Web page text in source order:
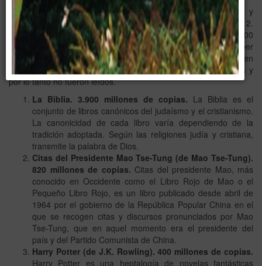
Este listado está basado en el número de libros impresos y
vendidos en los últimos 50 años (hasta el año 2012.
Recientemente 50 Sombras de Grey ha alcanzado la cifra de 100
millones de copias vendidas). Algunos títulos pueden haber
tenido más copias impresas que algunos de estos que aparecen
aquí, pero un gran número de esos libros no fueron vendidos y
por lo tanto no fueron leídos.
La Biblia. 3.900 millones de copias. La Biblia es el
conjunto de libros canónicos del judaísmo y el cristianismo.
La canonicidad de cada libro varía dependiendo de la
tradición adoptada. Según las religiones judía y cristiana,
transmite la palabra de Dios.
Citas del Presidente Mao Tse-Tung (de Mao Tse-Tung).
820 millones de copias. Citas del presidente Mao, más
conocido en Occidente como el Libro Rojo de Mao o el
Pequeño Libro Rojo, es un libro publicado desde abril de
1964 por el gobierno de la República Popular China en el
que se recogen citas y discursos pronunciados por Mao
Tse-Tung, que en aquel momento era el presidente del
país y del Partido Comunista de China.
Harry Potter (de J.K. Rowling). 400 millones de copias.
Harry Potter es una heptalogía de novelas fantásticas